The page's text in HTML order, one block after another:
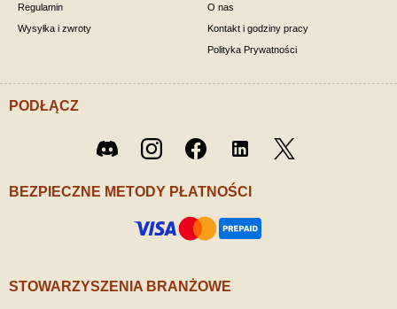
Regulamin
Wysyłka i zwroty
O nas
Kontakt i godziny pracy
Polityka Prywatności
PODŁĄCZ
Discord Instagram Facebook LinkedIn
BEZPIECZNE METODY PŁATNOŚCI
STOWARZYSZENIA BRANŻOWE